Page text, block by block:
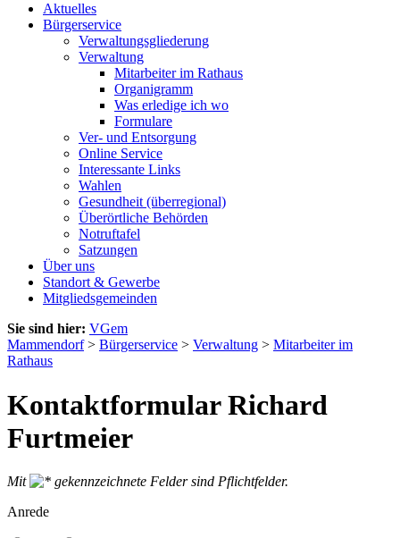
Aktuelles
Bürgerservice
Verwaltungsgliederung
Verwaltung
Mitarbeiter im Rathaus
Organigramm
Was erledige ich wo
Formulare
Ver- und Entsorgung
Online Service
Interessante Links
Wahlen
Gesundheit (überregional)
Überörtliche Behörden
Notruftafel
Satzungen
Über uns
Standort & Gewerbe
Mitgliedsgemeinden
Sie sind hier: VGem
Mammendorf> Bürgerservice > Verwaltung > Mitarbeiter im
Rathaus
Kontaktformular Richard
Furtmeier
Mit
gekennzeichnete Felder sind Pflichtfelder.
Anrede